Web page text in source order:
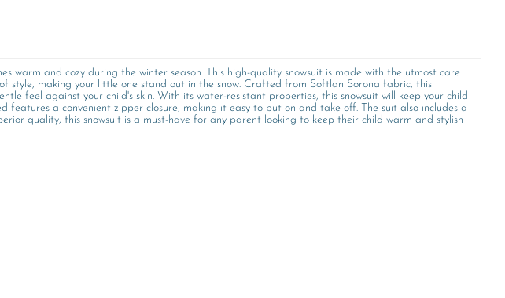
warm and cozy during the winter season. This high-quality snowsuit is made with the utmost care
making your little one stand out in the snow. Crafted from Softlan Sorona fabric, this
feel against your child's skin. With its water-resistant properties, this snowsuit will keep your child
a convenient zipper closure, making it easy to put on and take off. The suit also includes a
quality, this snowsuit is a must-have for any parent looking to keep their child warm and stylish